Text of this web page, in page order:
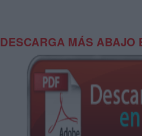
DESCARGA MÁS ABAJO